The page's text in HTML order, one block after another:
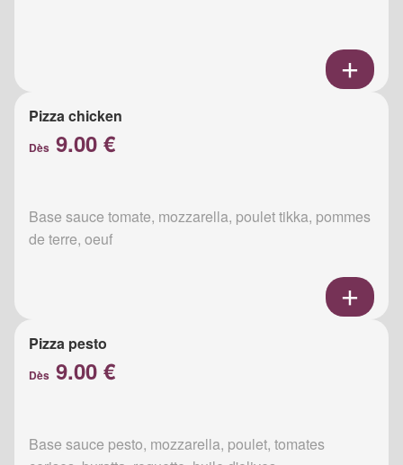
Pizza chicken
Dès 9.00 €
Base sauce tomate, mozzarella, poulet tikka, pommes
de terre, oeuf
Pizza pesto
Dès 9.00 €
Base sauce pesto, mozzarella, poulet, tomates